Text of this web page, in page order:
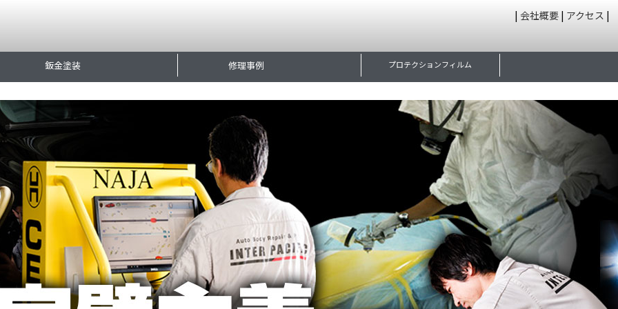
| 会社概要 | アクセス |
鈑金塗装 修理事例 プロテクションフィルム